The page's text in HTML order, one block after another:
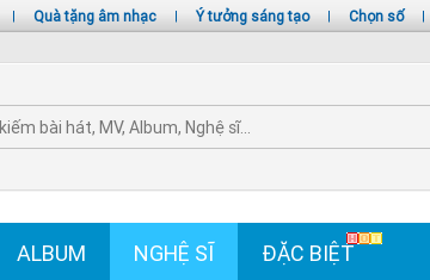
| Quà tặng âm nhạc | Ý tưởng sáng tạo | Chọn số |
ALBUM NGHỆ SĨ ĐẶC BIỆT